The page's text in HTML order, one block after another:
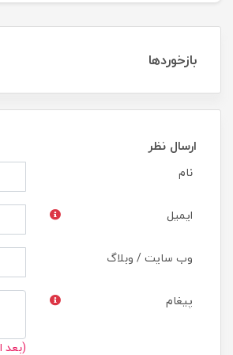
بازخوردها
ارسال نظر
نام
ایمیل
وب سایت / وبلاگ
پیغام
(بعد